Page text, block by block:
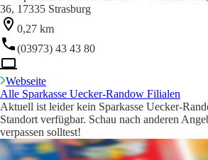
36, 17335 Strasburg
0,27 km
(03973) 43 43 80
Webseite
Alle Sparkasse Uecker-Randow Filialen
Aktuell ist leider kein Sparkasse Uecker-
Standort verfügbar. Schau nach anderen
verpassen solltest!